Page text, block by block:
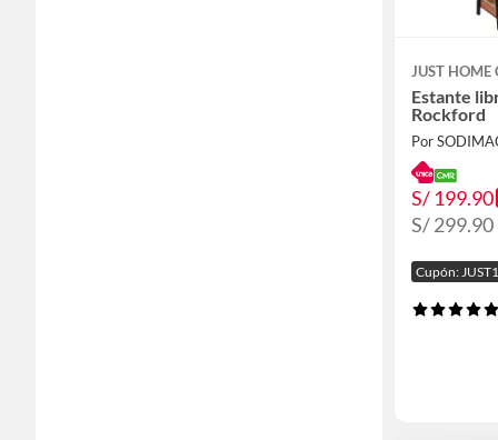
JUST HOME
Estante
Rockford
Por
S/ 199.90
S/ 299.90
Cupón: